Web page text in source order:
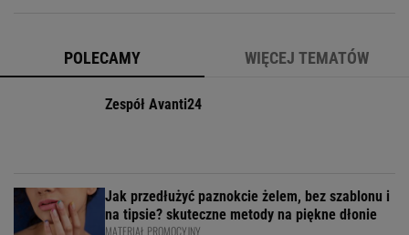
POLECAMY WIĘCEJ TEMATÓW
Zespół Avanti24
Jak przedłużyć paznokcie żelem, bez szablonu i
na tipsie? skuteczne metody na piękne dłonie
MATERIAŁ PROMOCYJNY